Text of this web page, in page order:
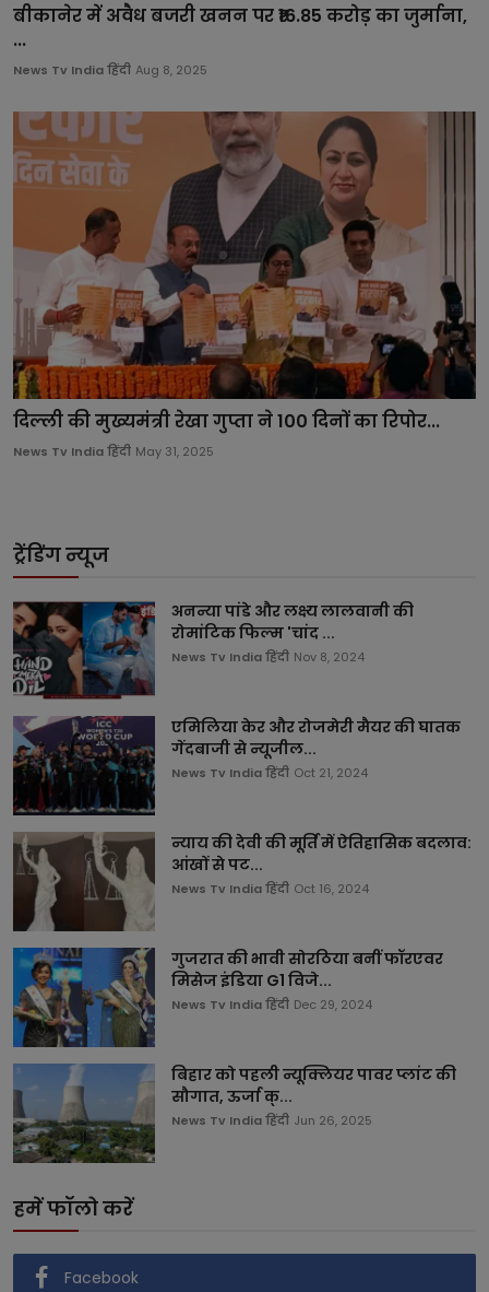
बीकानेर में अवैध बजरी खनन पर ₹16.85 करोड़ का जुर्माना,
...
News Tv India हिंदी Aug 8, 2025
दिल्ली की मुख्यमंत्री रेखा गुप्ता ने 100 दिनों का रिपोर...
News Tv India हिंदी May 31, 2025
ट्रेंडिंग न्यूज
अनन्या पांडे और लक्ष्य लालवानी की
रोमांटिक फिल्म 'चांद ...
News Tv India हिंदी Nov 8, 2024
एमिलिया केर और रोजमेरी मैयर की घातक
गेंदबाजी से न्यूजील...
News Tv India हिंदी Oct 21, 2024
न्याय की देवी की मूर्ति में ऐतिहासिक बदलाव:
आंखों से पट...
News Tv India हिंदी Oct 16, 2024
गुजरात की भावी सोरठिया बनीं फॉरएवर
मिसेज इंडिया G1 विजे...
News Tv India हिंदी Dec 29, 2024
बिहार को पहली न्यूक्लियर पावर प्लांट की
सौगात, ऊर्जा क्...
News Tv India हिंदी Jun 26, 2025
हमें फॉलो करें
Facebook